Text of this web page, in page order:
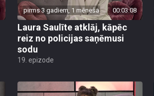
pirms 3 gadiem, 1 mēneša 00:03:08
Laura Saulīte atklāj, kāpēc
reiz no policijas saņēmusi
sodu
19. epizode